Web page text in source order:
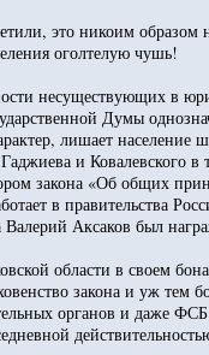
это никоим
оголтелую чушь!
несуществующих в
Думы
лишает население
и Ковалевского
закона «Об общих
в правительства
Аксаков был
области в своем
закона и уж
органов и даже